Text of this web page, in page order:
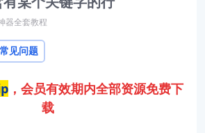
器全套教程
常见问题
，会员有效期内全部资源免费下
载